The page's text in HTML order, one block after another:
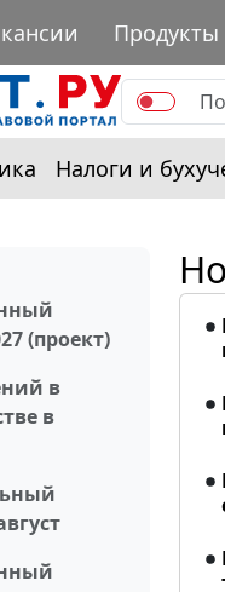
Продукты
Налоги и
(проект)
в
в